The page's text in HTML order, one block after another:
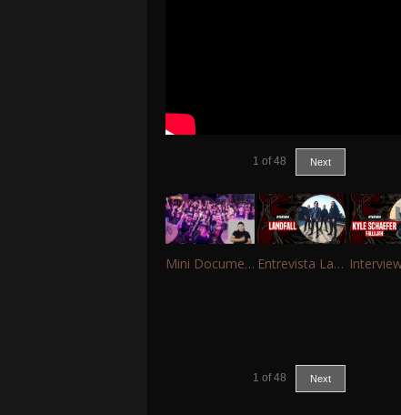
1 of 48 Next
Mini Documentário – 10 Anos de Portinho Rock Entrevista Landfall
1 of 48 Next